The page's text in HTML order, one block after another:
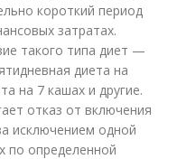
короткий период
затратах.
такого типа диет —
диета на
на 7 кашах и другие.
отказ от включения
исключением одной
по определенной